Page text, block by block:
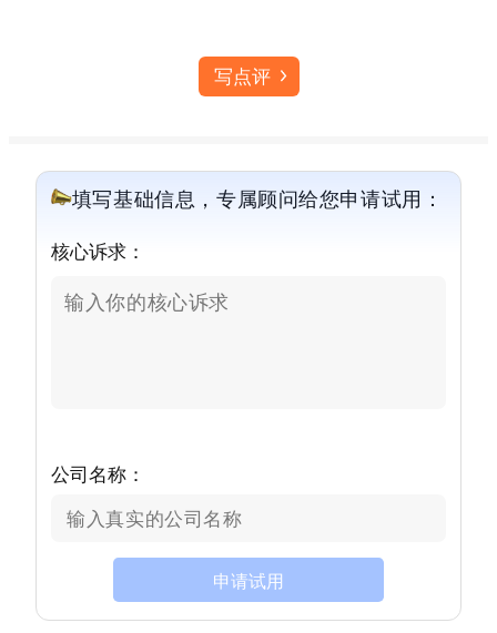
写点评
填写基础信息，专属顾问给您申请试用：
核心诉求：
公司名称：
申请试用